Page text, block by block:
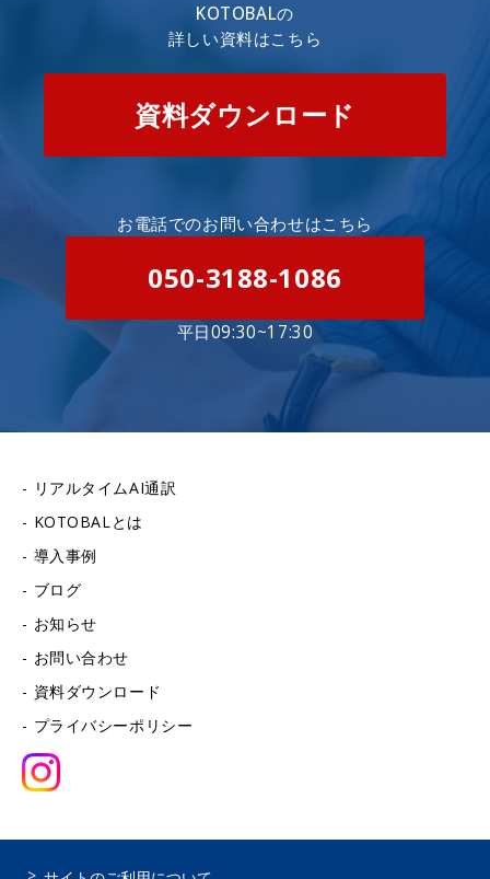
KOTOBALの
詳しい資料はこちら
資料ダウンロード
お電話でのお問い合わせはこちら
050-3188-1086
平日09:30~17:30
リアルタイムAI通訳
KOTOBALとは
導入事例
ブログ
お知らせ
お問い合わせ
資料ダウンロード
プライバシーポリシー